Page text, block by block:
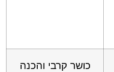
כושר קרבי והכנה